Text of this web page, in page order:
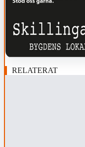
RELATERAT